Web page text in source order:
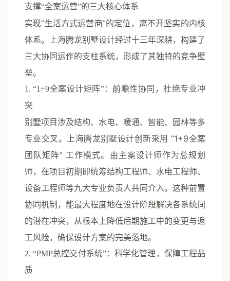
支撑“全案运营”的三大核心体系
实现“生活方式运营商”的定位，离不开坚实的内核
体系。上海腾龙别墅设计经过十三年深耕，构建了
三大协同运作的支柱系统，形成了其独特的竞争壁
垒。
1. “1+9全案设计矩阵”：前瞻性协同，杜绝专业冲
突
别墅项目涉及结构、水电、暖通、智能、园林等多
专业交叉。上海腾龙别墅设计创新采用“1+9全案
团队矩阵” 工作模式。由主案设计师作为总规划
师，在项目初期即统筹结构工程师、水电工程师、
设备工程师等九大专业负责人共同介入。这种前置
协同机制，能最大程度地在设计阶段解决各系统间
的潜在冲突，从根本上降低后期施工中的变更与返
工风险，确保设计方案的完美落地。
2. “PMP总控交付系统”：科学化管理，保障工程品
质